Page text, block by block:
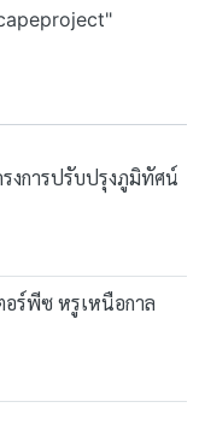
งการปรับปรุงภูมิทัศน์
ร์พีซ หรูเหนือกาล